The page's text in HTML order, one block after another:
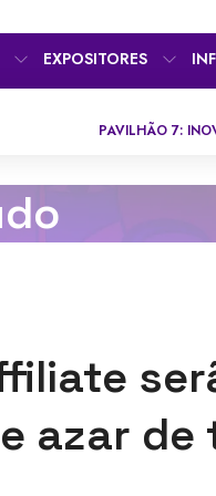
EXPOSITORES
PAVILHÃO 7:
azar de